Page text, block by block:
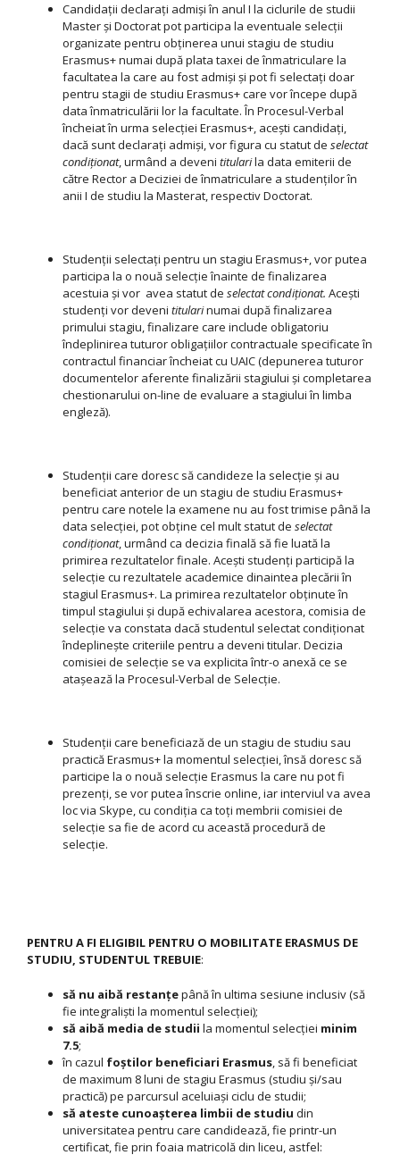
Candidații declarați admiși în anul I la ciclurile de studii
Master și Doctorat pot participa la eventuale selecții
organizate pentru obținerea unui stagiu de studiu
Erasmus+ numai după plata taxei de înmatriculare la
facultatea la care au fost admiși și pot fi selectați doar
pentru stagii de studiu Erasmus+ care vor începe după
data înmatriculării lor la facultate. În Procesul-Verbal
încheiat în urma selecției Erasmus+, acești candidați,
dacă sunt declarați admiși, vor figura cu statut de selectat
condiționat, urmând a deveni titularila data emiterii de
către Rector a Deciziei de înmatriculare a studenților în
anii I de studiu la Masterat, respectiv Doctorat.
Studenții selectați pentru un stagiu Erasmus+, vor putea
participa la o nouă selecție înainte de finalizarea
acestuia și vor avea statut de selectat condiționat. Acești
studenți vor deveni titularinumai după finalizarea
primului stagiu, finalizare care include obligatoriu
îndeplinirea tuturor obligațiilor contractuale specificate în
contractul financiar încheiat cu UAIC (depunerea tuturor
documentelor aferente finalizării stagiului și completarea
chestionarului on-line de evaluare a stagiului în limba
engleză).
Studenții care doresc să candideze la selecție și au
beneficiat anterior de un stagiu de studiu Erasmus+
pentru care notele la examene nu au fost trimise până la
data selecției, pot obține cel mult statut de selectat
condiționat, urmând ca decizia finală să fie luată la
primirea rezultatelor finale. Acești studenți participă la
selecție cu rezultatele academice dinaintea plecării în
stagiul Erasmus+. La primirea rezultatelor obținute în
timpul stagiului și după echivalarea acestora, comisia de
selecție va constata dacă studentul selectat condiționat
îndeplinește criteriile pentru a deveni titular. Decizia
comisiei de selecție se va explicita într-o anexă ce se
atașează la Procesul-Verbal de Selecție.
Studenții care beneficiază de un stagiu de studiu sau
practică Erasmus+ la momentul selecției, însă doresc să
participe la o nouă selecție Erasmus la care nu pot fi
prezenți, se vor putea înscrie online, iar interviul va avea
loc via Skype, cu condiția ca toți membrii comisiei de
selecție sa fie de acord cu această procedură de
selecție.
PENTRU A FI ELIGIBIL PENTRU O MOBILITATE ERASMUS DE
STUDIU, STUDENTUL TREBUIE:
să nu aibă restanţepână în ultima sesiune inclusiv (să
fie integraliști la momentul selecției);
să aibă media de studii la momentul selecției minim
7.5;
în cazul foștilor beneficiari Erasmus, să fi beneficiat
de maximum 8 luni de stagiu Erasmus (studiu şi/sau
practică) pe parcursul aceluiași ciclu de studii;
să ateste cunoaşterea limbii de studiu din
universitatea pentru care candidează, fie printr-un
certificat, fie prin foaia matricolă din liceu, astfel: